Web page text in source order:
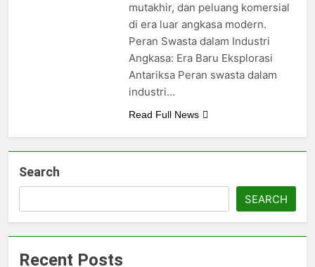
mutakhir, dan peluang komersial
di era luar angkasa modern.
Peran Swasta dalam Industri
Angkasa: Era Baru Eksplorasi
Antariksa Peran swasta dalam
industri…
Read Full News
Search
SEARCH
Recent Posts